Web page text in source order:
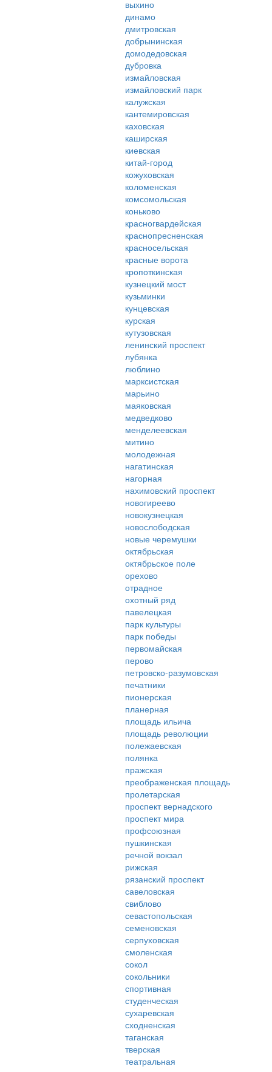
выхино
динамо
дмитровская
добрынинская
домодедовская
дубровка
измайловская
измайловский парк
калужская
кантемировская
каховская
каширская
киевская
китай-город
кожуховская
коломенская
комсомольская
коньково
красногвардейская
краснопресненская
красносельская
красные ворота
кропоткинская
кузнецкий мост
кузьминки
кунцевская
курская
кутузовская
ленинский проспект
лубянка
люблино
марксистская
марьино
маяковская
медведково
менделеевская
митино
молодежная
нагатинская
нагорная
нахимовский проспект
новогиреево
новокузнецкая
новослободская
новые черемушки
октябрьская
октябрьское поле
орехово
отрадное
охотный ряд
павелецкая
парк культуры
парк победы
первомайская
перово
петровско-разумовская
печатники
пионерская
планерная
площадь ильича
площадь революции
полежаевская
полянка
пражская
преображенская площадь
пролетарская
проспект вернадского
проспект мира
профсоюзная
пушкинская
речной вокзал
рижская
рязанский проспект
савеловская
свиблово
севастопольская
семеновская
серпуховская
смоленская
сокол
сокольники
спортивная
студенческая
сухаревская
сходненская
таганская
тверская
театральная